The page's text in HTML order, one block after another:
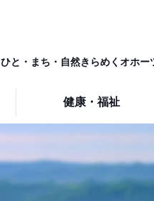
ひと・まち・自然きらめくオホー
健康・福祉